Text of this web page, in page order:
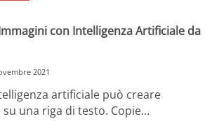
con Intelligenza Artificiale da
2021
artificiale può creare
una riga di testo. Copie…